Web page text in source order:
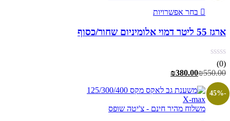
בחר אפשרויות
יש
מספר
בעמוד
ארגז 55 ליטר דמוי אלומיניום שחור/כסוף
(0)
₪550.00
₪380.00
-45%
X-max
משלוח מהיר חינם - צ'יטה שופס